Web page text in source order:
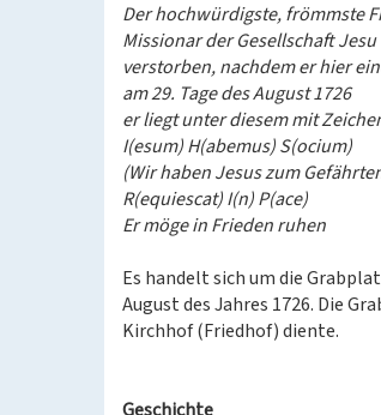
Der hochwürdigste, frömmste
Missionar der Gesellschaft
verstorben, nachdem er hier
am 29. Tage des August 1726
er liegt unter diesem mit
I(esum) H(abemus) S(ocium)
(Wir haben Jesus zum
R(equiescat) I(n) P(ace)
Er möge in Frieden ruhen
Es handelt sich um die
August des Jahres 1726. Die
Kirchhof (Friedhof) diente.